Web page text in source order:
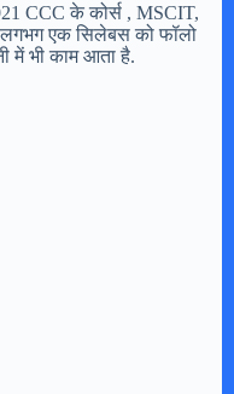
CCC के कोर्स , MSCIT,
एक सिलेबस को फॉलो
में भी काम आता है.